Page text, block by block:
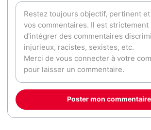
Poster mon commentaire